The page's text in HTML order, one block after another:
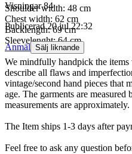
Shoulder width: 48 cm
Chest width: 62 cm
Backlength: 69 cm
Sleevelenght: 64 cm
We mindfully handpick the items
describe all flaws and
vintage/second hand pieces that
age. The garments are measured
measurements are approximately.
The Item ships 1-3 days after
Feel free to ask any question
Visningar 84
Publicerad 20 jul 22:32
Anmäl Sälj liknande